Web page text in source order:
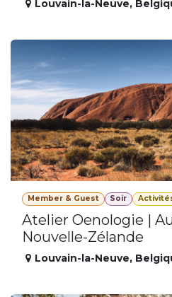
Louvain-la-Neuve,
Member & Guest Soir
Atelier Oenologie |
Nouvelle-Zélande
Louvain-la-Neuve,